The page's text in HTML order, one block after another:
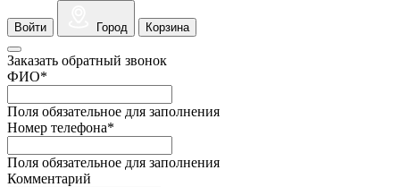
Войти Город Корзина
Заказать обратный звонок
ФИО*
Поля обязательное для заполнения
Номер телефона*
Поля обязательное для заполнения
Комментарий